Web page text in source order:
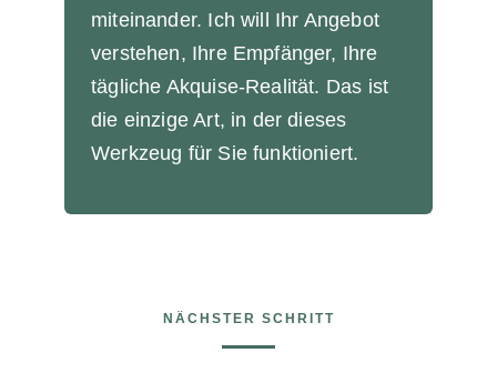
miteinander. Ich will Ihr Angebot
verstehen, Ihre Empfänger, Ihre
tägliche Akquise-Realität. Das ist
die einzige Art, in der dieses
Werkzeug für Sie funktioniert.
NÄCHSTER SCHRITT